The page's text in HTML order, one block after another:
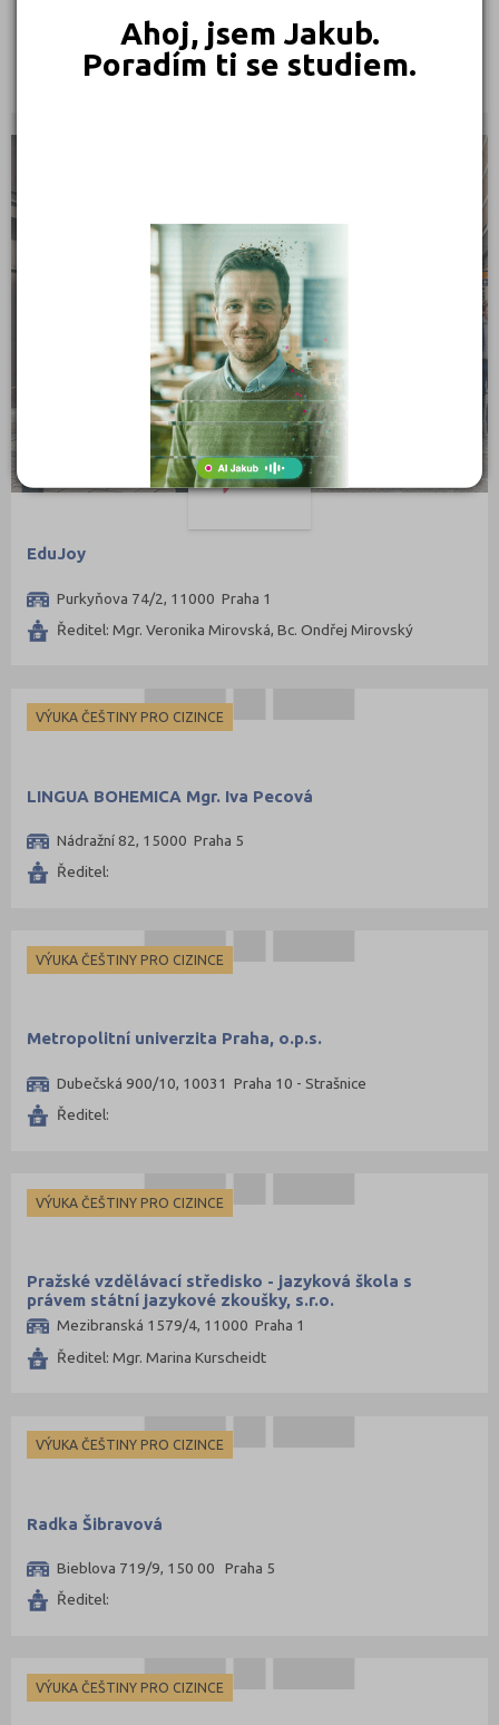
Ahoj, jsem Jakub.
Poradím ti se studiem.
Libušská 319/126, 14000 Praha 4
Ředitel:
EduJoy
Purkyňova 74/2, 11000 Praha 1
Ředitel: Mgr. Veronika Mirovská, Bc. Ondřej Mirovský
VÝUKA ČEŠTINY PRO CIZINCE
LINGUA BOHEMICA Mgr. Iva Pecová
Nádražní 82, 15000 Praha 5
Ředitel:
VÝUKA ČEŠTINY PRO CIZINCE
Metropolitní univerzita Praha, o.p.s.
Dubečská 900/10, 10031 Praha 10 - Strašnice
Ředitel:
VÝUKA ČEŠTINY PRO CIZINCE
Pražské vzdělávací středisko - jazyková škola s
právem státní jazykové zkoušky, s.r.o.
Mezibranská 1579/4, 11000 Praha 1
Ředitel: Mgr. Marina Kurscheidt
VÝUKA ČEŠTINY PRO CIZINCE
Radka Šibravová
Bieblova 719/9, 150 00 Praha 5
Ředitel:
VÝUKA ČEŠTINY PRO CIZINCE